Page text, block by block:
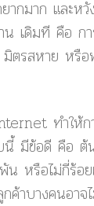
กมาก และหวั
น เดิมที คือ ก
ตรสหาย หรื
ทำให้กา
นี้ มีข้อดี คือ ต้
พัน หรือไม่กี่ร้อ
ค้าบางคนอาจ